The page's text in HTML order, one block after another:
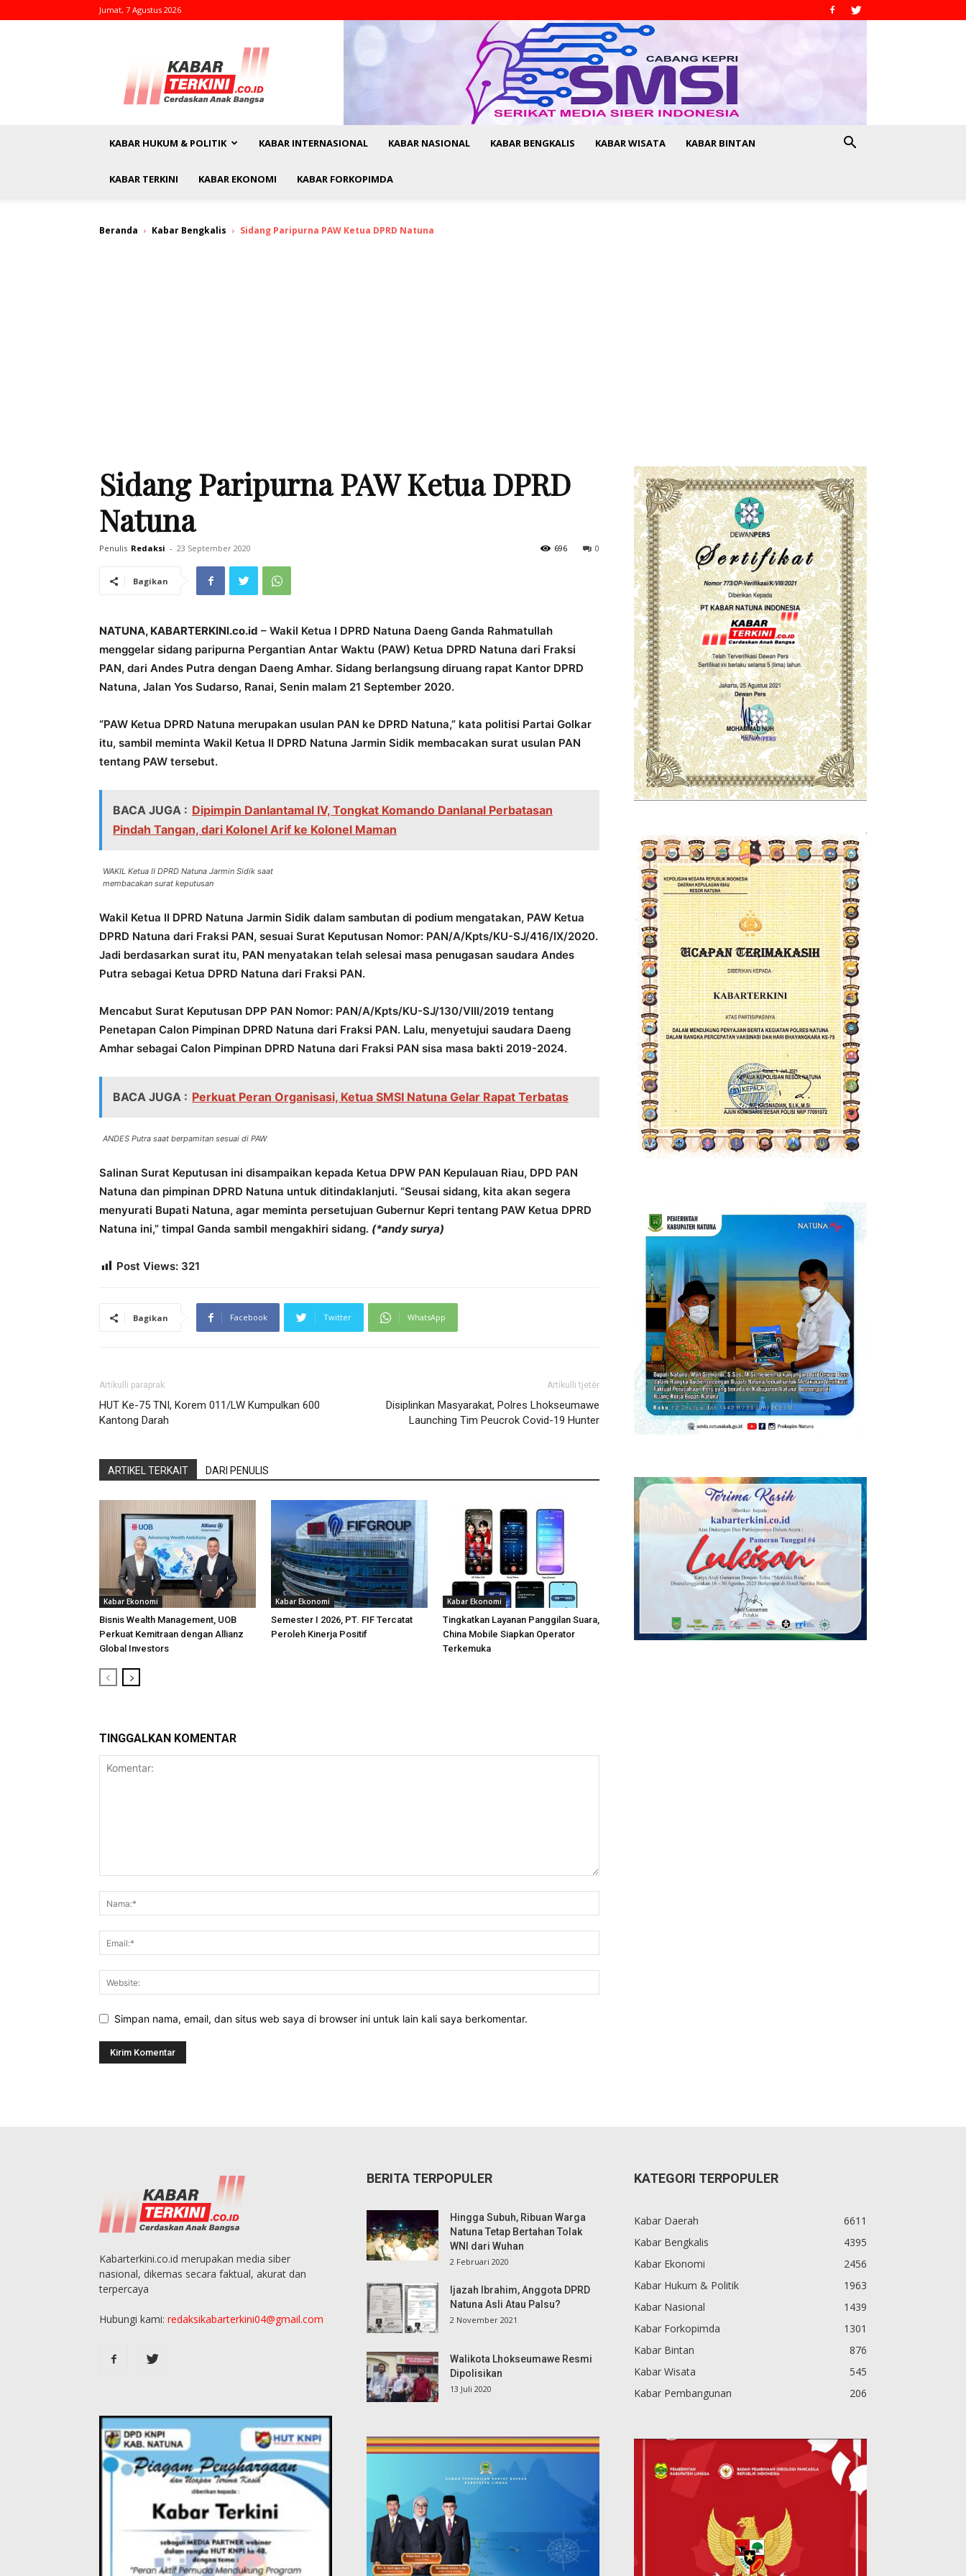
Jumat, 7 Agustus 2026
kabarterkini.co.id
KABAR HUKUM & POLITIK KABAR INTERNASIONAL KABAR NASIONAL KABAR BENGKALIS KABAR WISATA KABAR BINTAN
KABAR TERKINI KABAR EKONOMI KABAR FORKOPIMDA
Beranda Kabar Bengkalis Sidang Paripurna PAW Ketua DPRD Natuna
Sidang Paripurna PAW Ketua DPRD
Natuna
Penulis Redaksi - 23 September 2020 0
696
Bagikan
NATUNA, KABARTERKINI.co.id – Wakil Ketua I DPRD Natuna Daeng Ganda Rahmatullah
menggelar sidang paripurna Pergantian Antar Waktu (PAW) Ketua DPRD Natuna dari Fraksi
PAN, dari Andes Putra dengan Daeng Amhar. Sidang berlangsung diruang rapat Kantor DPRD
Natuna, Jalan Yos Sudarso, Ranai, Senin malam 21 September 2020.
“PAW Ketua DPRD Natuna merupakan usulan PAN ke DPRD Natuna,” kata politisi Partai Golkar
itu, sambil meminta Wakil Ketua II DPRD Natuna Jarmin Sidik membacakan surat usulan PAN
tentang PAW tersebut.
BACA JUGA : Dipimpin Danlantamal IV, Tongkat Komando Danlanal Perbatasan
Pindah Tangan, dari Kolonel Arif ke Kolonel Maman
WAKIL Ketua II DPRD Natuna Jarmin Sidik saat
membacakan surat keputusan
Wakil Ketua II DPRD Natuna Jarmin Sidik dalam sambutan di podium mengatakan, PAW Ketua
DPRD Natuna dari Fraksi PAN, sesuai Surat Keputusan Nomor: PAN/A/Kpts/KU-SJ/416/IX/2020.
Jadi berdasarkan surat itu, PAN menyatakan telah selesai masa penugasan saudara Andes
Putra sebagai Ketua DPRD Natuna dari Fraksi PAN.
Mencabut Surat Keputusan DPP PAN Nomor: PAN/A/Kpts/KU-SJ/130/VIII/2019 tentang
Penetapan Calon Pimpinan DPRD Natuna dari Fraksi PAN. Lalu, menyetujui saudara Daeng
Amhar sebagai Calon Pimpinan DPRD Natuna dari Fraksi PAN sisa masa bakti 2019-2024.
BACA JUGA : Perkuat Peran Organisasi, Ketua SMSI Natuna Gelar Rapat Terbatas
ANDES Putra saat berpamitan sesuai di PAW
Salinan Surat Keputusan ini disampaikan kepada Ketua DPW PAN Kepulauan Riau, DPD PAN
Natuna dan pimpinan DPRD Natuna untuk ditindaklanjuti. “Seusai sidang, kita akan segera
menyurati Bupati Natuna, agar meminta persetujuan Gubernur Kepri tentang PAW Ketua DPRD
Natuna ini,” timpal Ganda sambil mengakhiri sidang. (*andy surya)
Post Views: 321
Bagikan Facebook Twitter WhatsApp
Artikulli paraprak
HUT Ke-75 TNI, Korem 011/LW Kumpulkan 600
Kantong Darah
Artikulli tjetër
Disiplinkan Masyarakat, Polres Lhokseumawe
Launching Tim Peucrok Covid-19 Hunter
ARTIKEL TERKAIT DARI PENULIS
Kabar Ekonomi
Bisnis Wealth Management, UOB
Perkuat Kemitraan dengan Allianz
Global Investors
Kabar Ekonomi
Semester I 2026, PT. FIF Tercatat
Peroleh Kinerja Positif
Kabar Ekonomi
Tingkatkan Layanan Panggilan Suara,
China Mobile Siapkan Operator
Terkemuka
TINGGALKAN KOMENTAR
Simpan nama, email, dan situs web saya di browser ini untuk lain kali saya berkomentar.
Kabarterkini.co.id merupakan media siber
nasional, dikemas secara faktual, akurat dan
terpercaya
Hubungi kami: redaksikabarterkini04@gmail.com
BERITA TERPOPULER
Hingga Subuh, Ribuan Warga
Natuna Tetap Bertahan Tolak
WNI dari Wuhan
2 Februari 2020
Ijazah Ibrahim, Anggota DPRD
Natuna Asli Atau Palsu?
2 November 2021
Walikota Lhokseumawe Resmi
Dipolisikan
13 Juli 2020
KATEGORI TERPOPULER
Kabar Daerah
6611
Kabar Bengkalis
4395
Kabar Ekonomi
2456
Kabar Hukum & Politik
1963
Kabar Nasional
1439
Kabar Forkopimda
1301
Kabar Bintan
876
Kabar Wisata
545
Kabar Pembangunan
206